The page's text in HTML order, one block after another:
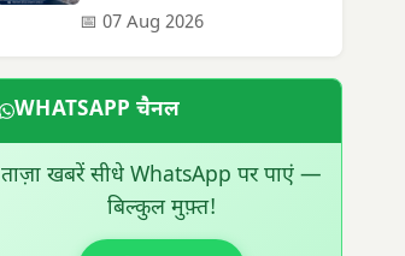
थमेगा जोर
📅 07 Aug 2026
WHATSAPP चैनल
ताज़ा खबरें सीधे WhatsApp पर पाएं —
बिल्कुल मुफ़्त!